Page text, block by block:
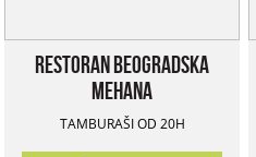
Restoran Beogradska
Mehana
TAMBURAŠI OD 20H